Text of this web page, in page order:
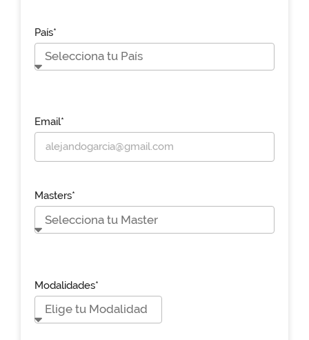
País*
Email*
Masters*
Modalidades*